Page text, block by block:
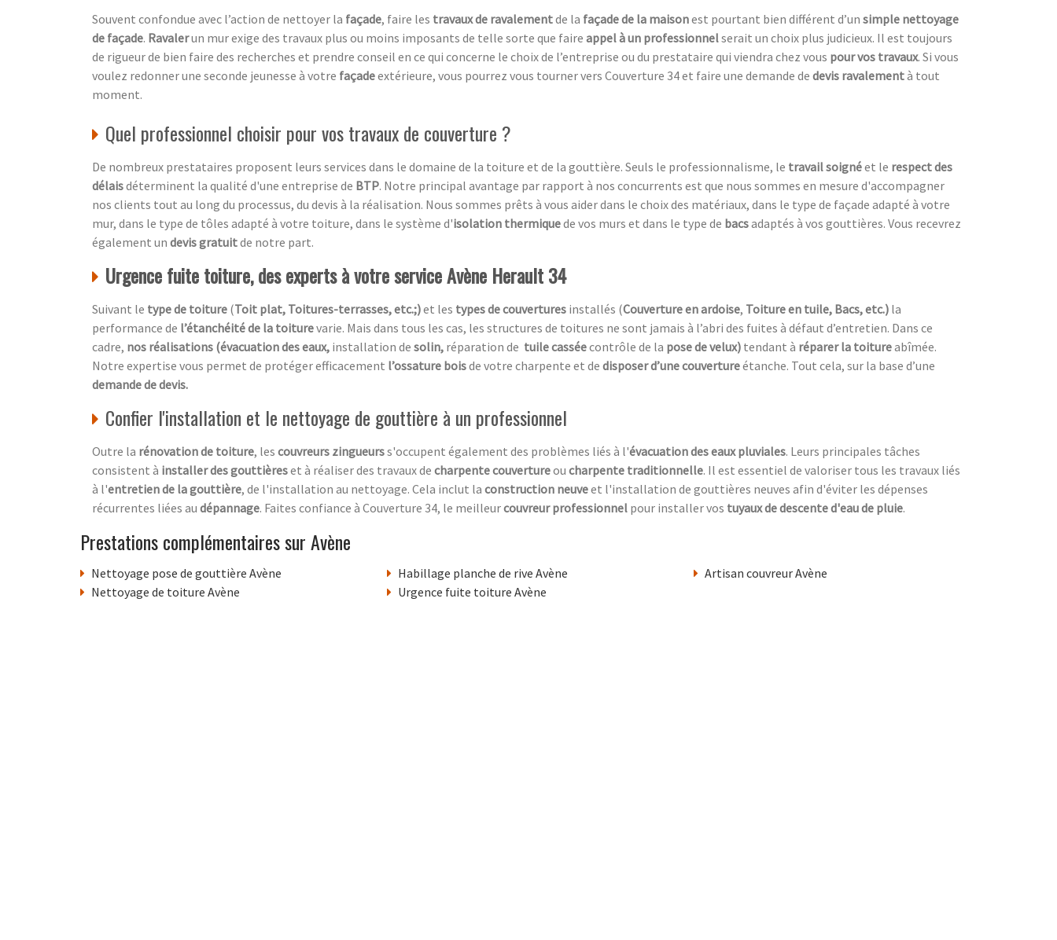
Souvent confondue avec l’action de nettoyer la façade, faire les travaux de ravalementde la façade de la maisonest pourtant bien différent d’un simple nettoyage
de façade. Ravalerun mur exige des travaux plus ou moins imposants de telle sorte que faire appel à un professionnelserait un choix plus judicieux. Il est toujours
de rigueur de bien faire des recherches et prendre conseil en ce qui concerne le choix de l’entreprise ou du prestataire qui viendra chez vous pour vos travaux. Si vous
voulez redonner une seconde jeunesse à votre façadeextérieure, vous pourrez vous tourner vers Couverture 34 et faire une demande de devis ravalementà tout
moment.
Quel professionnel choisir pour vos travaux de couverture ?
De nombreux prestataires proposent leurs services dans le domaine de la toiture et de la gouttière. Seuls le professionnalisme, le travail soignéet le respect des
délaisdéterminent la qualité d'une entreprise de BTP. Notre principal avantage par rapport à nos concurrents est que nous sommes en mesure d'accompagner
nos clients tout au long du processus, du devis à la réalisation. Nous sommes prêts à vous aider dans le choix des matériaux, dans le type de façade adapté à votre
mur, dans le type de tôles adapté à votre toiture, dans le système d'isolation thermiquede vos murs et dans le type de bacsadaptés à vos gouttières. Vous recevrez
également un devis gratuitde notre part.
Urgence fuite toiture, des experts à votre service Avène Herault 34
Suivant le type de toiture (Toit plat, Toitures-terrasses, etc.;)et les types de couvertures installés (Couverture en ardoise, Toiture en tuile, Bacs, etc.) la
performance de l’étanchéité de la toiturevarie. Mais dans tous les cas, les structures de toitures ne sont jamais à l’abri des fuites à défaut d’entretien. Dans ce
cadre, nos réalisations (évacuation des eaux, installation de solin, réparation de tuile casséecontrôle de la pose de velux) tendant à réparer la toitureabîmée.
Notre expertise vous permet de protéger efficacement l’ossature boisde votre charpente et de disposer d’une couvertureétanche. Tout cela, sur la base d’une
demande de devis.
Confier l'installation et le nettoyage de gouttière à un professionnel
Outre la rénovation de toiture, les couvreurs zingueurss'occupent également des problèmes liés à l'évacuation des eaux pluviales. Leurs principales tâches
consistent à installer des gouttièreset à réaliser des travaux de charpente couvertureou charpente traditionnelle. Il est essentiel de valoriser tous les travaux liés
à l'entretien de la gouttière, de l'installation au nettoyage. Cela inclut la construction neuveet l'installation de gouttières neuves afin d'éviter les dépenses
récurrentes liées au dépannage. Faites confiance à Couverture 34, le meilleurcouvreur professionnel pour installer vos tuyaux de descente d'eau de pluie.
Prestations complémentaires sur Avène
Nettoyage pose de gouttière Avène
Nettoyage de toiture Avène
Habillage planche de rive Avène
Urgence fuite toiture Avène
Artisan couvreur Avène